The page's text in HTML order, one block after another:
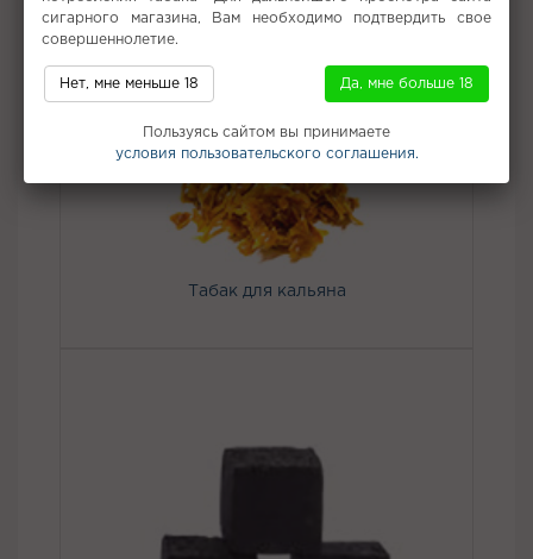
Не забудьте купить
Табак для кальяна
сигарного магазина, Вам необходимо подтвердить свое
совершеннолетие.
Нет, мне меньше 18 Да, мне больше 18
Пользуясь сайтом вы принимаете
условия пользовательского соглашения.